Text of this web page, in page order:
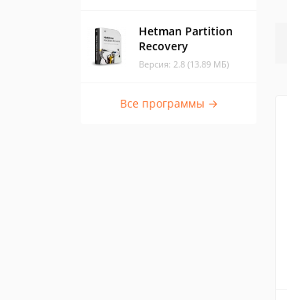
Hetman Partition
Recovery
Версия: 2.8 (13.89 МБ)
Все программы →